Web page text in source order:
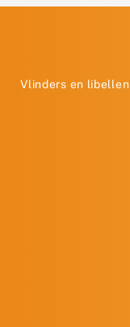
Vlinders en libellen